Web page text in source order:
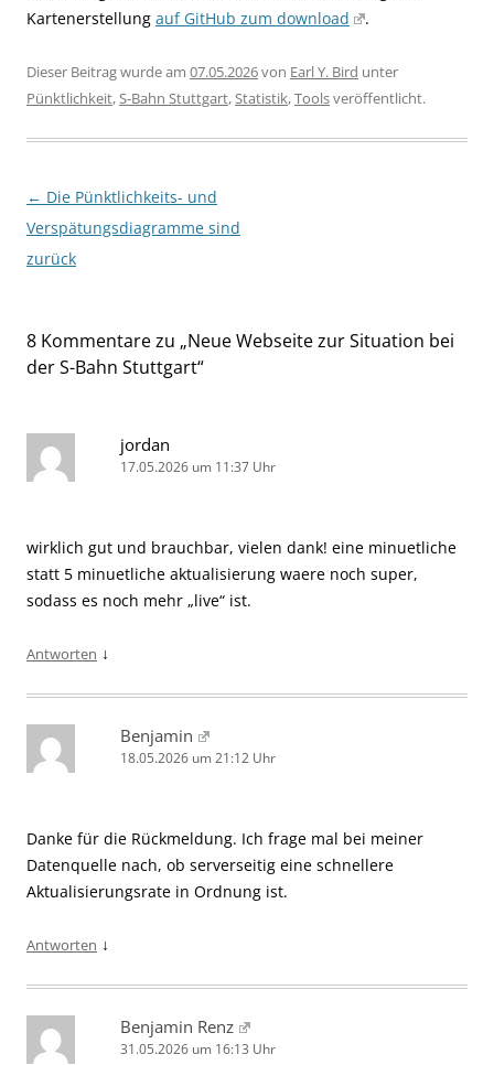
Kartenerstellung auf GitHub zum download .
Dieser Beitrag wurde am 07.05.2026von Earl Y. Bird unter
Pünktlichkeit,S-Bahn Stuttgart,Statistik,Toolsveröffentlicht.
Beitragsnavigation
← Die Pünktlichkeits- und
Verspätungsdiagramme sind
zurück
8 Kommentare zu „Neue Webseite zur Situation bei
der S-Bahn Stuttgart“
jordan
17.05.2026 um 11:37 Uhr
wirklich gut und brauchbar, vielen dank! eine minuetliche
statt 5 minuetliche aktualisierung waere noch super,
sodass es noch mehr „live“ ist.
Antworten ↓
Benjamin
18.05.2026 um 21:12 Uhr
Danke für die Rückmeldung. Ich frage mal bei meiner
Datenquelle nach, ob serverseitig eine schnellere
Aktualisierungsrate in Ordnung ist.
Antworten ↓
Benjamin Renz
31.05.2026 um 16:13 Uhr